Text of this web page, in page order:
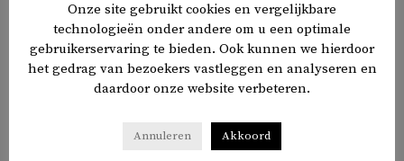
reageert ze inde Telegraaf.
De Blauwe moskee kwam in het verleden vaker negatief in
het nieuws, vanwege veronderstelde ‘banden met de
ook een belangrijke partner om de islamitische
Onze site gebruikt cookies en vergelijkbare
technologieën onder andere om u een optimale
gebruikerservaring te bieden. Ook kunnen we hierdoor
het gedrag van bezoekers vastleggen en analyseren en
daardoor onze website verbeteren.
Annuleren Akkoord